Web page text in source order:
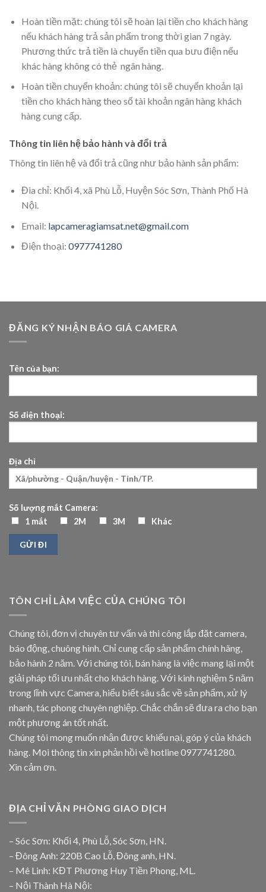
Hoàn tiền mặt: chúng tôi sẽ hoàn lại tiền cho khách hàng
nếu khách hàng trả sản phẩm trong thời gian 7 ngày.
Phương thức trả tiền là chuyển tiền qua bưu điện nếu
khác hàng không có thẻ ngân hàng.
Hoàn tiền chuyển khoản: chúng tôi sẽ chuyển khoản lại
tiền cho khách hàng theo số tài khoản ngân hàng khách
hàng cung cấp.
Thông tin liên hệ bảo hành và đổi trả
Thông tin liên hệ và đổi trả cũng như bảo hành sản phẩm:
Đia chỉ: Khối 4, xã Phù Lỗ, Huyện Sóc Sơn, Thành Phố Hà
Nội.
Email: lapcameragiamsat.net@gmail.com
Điện thoại: 0977741280
ĐĂNG KÝ NHẬN BÁO GIÁ CAMERA
Tên của bạn:
Số điện thoại:
Địa chỉ
Số lượng mắt Camera:
1 mắt
2M 3M Khác
TÔN CHỈ LÀM VIỆC CỦA CHÚNG TÔI
Chúng tôi, đơn vị chuyên tư vấn và thi công lắp đặt camera,
báo động, chuông hình. Chỉ cung cấp sản phẩm chính hãng,
bảo hành 2 năm. Với chúng tôi, bán hàng là việc mang lại một
giải pháp tối ưu nhất cho khách hàng. Với kinh nghiệm 5 năm
trong lĩnh vực Camera, hiểu biết sâu sắc về sản phẩm, xử lý
nhanh, tác phong chuyên nghiệp. Chắc chắn sẽ đưa ra cho bạn
một phương án tốt nhất.
Chúng tôi mong muốn nhận được khiếu nại, góp ý của khách
hàng. Mọi thông tin xin phản hồi về hotline0977741280
Xin cảm ơn.
ĐỊA CHỈ VĂN PHÒNG GIAO DỊCH
– Sóc Sơn: Khối 4, Phù Lỗ, Sóc Sơn, HN.
– Đông Anh: 220B Cao Lỗ, Đông anh, HN.
– Mê Linh: KĐT Phương Huy Tiền Phong, ML.
– Nội Thành Hà Nội: